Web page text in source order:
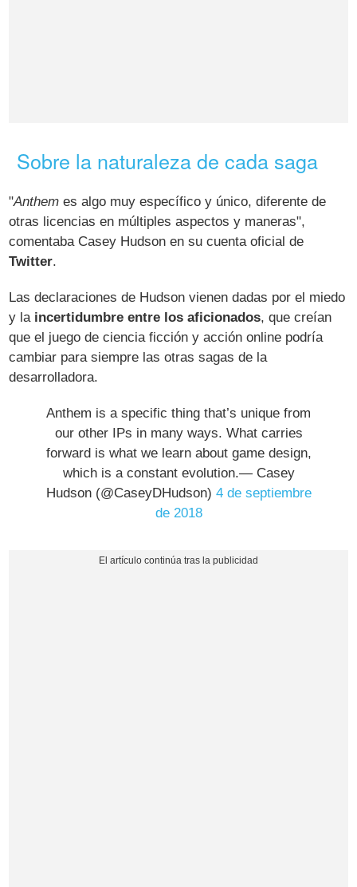
Sobre la naturaleza de cada saga
"Anthem es algo muy específico y único, diferente de
otras licencias en múltiples aspectos y maneras",
comentaba Casey Hudson en su cuenta oficial de
Twitter.
Las declaraciones de Hudson vienen dadas por el miedo
y la incertidumbre entre los aficionados, que creían
que el juego de ciencia ficción y acción online podría
cambiar para siempre las otras sagas de la
desarrolladora.
Anthem is a specific thing that’s unique from
our other IPs in many ways. What carries
forward is what we learn about game design,
which is a constant evolution.— Casey
Hudson (@CaseyDHudson) 4 de septiembre
de 2018